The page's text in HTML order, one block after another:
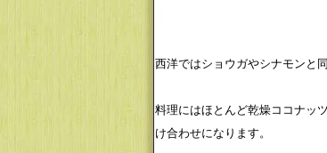
西洋ではショウガやシナモンと
料理にはほとんど乾燥ココナッ
け合わせになります。